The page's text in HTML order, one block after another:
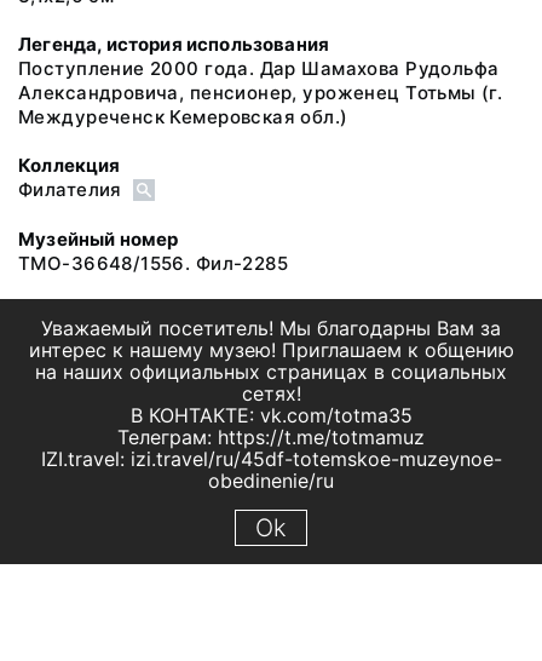
Легенда, история использования
Поступление 2000 года. Дар Шамахова Рудольфа
Александровича, пенсионер, уроженец Тотьмы (г.
Междуреченск Кемеровская обл.)
Коллекция
Филателия
Музейный номер
ТМО-36648/1556. Фил-2285
Уважаемый посетитель! Мы благодарны Вам за
интерес к нашему музею! Приглашаем к общению
на наших официальных страницах в социальных
сетях!
В КОНТАКТЕ: vk.com/totma35
Телеграм: https://t.me/totmamuz
IZI.travel: izi.travel/ru/45df-totemskoe-muzeynoe-
obedinenie/ru
Ok